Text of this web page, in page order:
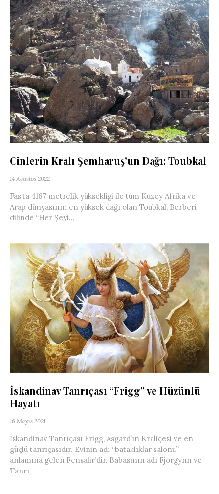
Cinlerin Kralı Şemharuş’un Dağı: Toubkal
14 Ağustos 2022
Fas’ta 4167 metrelik yüksekliği ile tüm Kuzey Afrika ve
Arap dünyasının en yüksek dağı olan Toubkal, Berberi
dilinde “Her Şeyi...
İskandinav Tanrıçası “Frigg” ve Hüzünlü
Hayatı
16 Mayıs 2021
İskandinav Tanrıçası Frigg, Asgard’ın Kraliçesi ve en
güçlü tanrıçasıdır. Evinin adı “bataklıklar salonu”
anlamına gelen Fensalir’dir. Babasının adı Fjorgynn ve
Tanrı ...